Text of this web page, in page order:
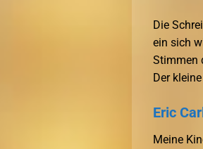
Die
ein sich
Stimmen
Der
Eric
Meine